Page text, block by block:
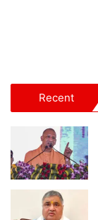
Recent